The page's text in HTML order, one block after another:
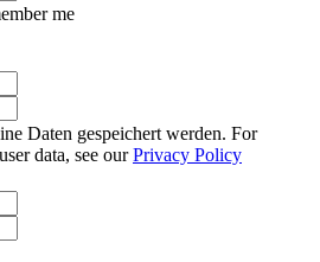
me
Daten gespeichert werden. For
data, see ourPrivacy Policy